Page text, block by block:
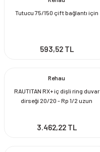
Tutucu 75/150 çift bağlantı için
593,52 TL
Rehau
RAUTITAN RX+ iç dişli ring duvar
dirseği 20/20 - Rp 1/2 uzun
3.462,22 TL